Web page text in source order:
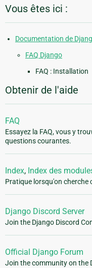
Vous êtes ici :
Documentation de
FAQ Django
FAQ : Installation
Obtenir de l'aide
FAQ
Essayez la FAQ, vous y
questions courantes.
Index, Index des
Pratique lorsqu'on cherche
Django Discord Server
Join the Django Discord
Official Django Forum
Join the community on the